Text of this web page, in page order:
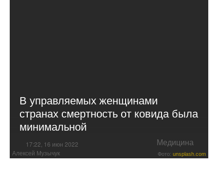
В управляемых женщинами
странах смертность от ковида была
минимальной
17:22, 16 июн 2022 Медицина
Алексей Музычук Фото: unsplash.com